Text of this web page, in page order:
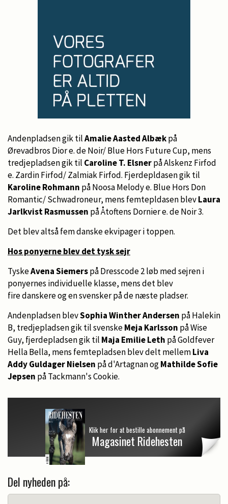
Andenpladsen gik tilAmalie Aasted Albækpå
Ørevadbros Dior e. de Noir/ Blue Hors Future Cup, mens
tredjepladsen gik til Caroline T. Elsnerpå Alskenz Firfod
e. Zardin Firfod/ Zalmiak Firfod. Fjerdepldasen gik til
Karoline Rohmann på Noosa Melody e. Blue Hors Don
Romantic/ Schwadroneur, mens femtepldasen blevLaura
Jarlkvist Rasmussen på Åtoftens Dornier e. de Noir 3.
Det blev altså fem danske ekvipager i toppen.
Hos ponyerne blev det tysk sejr
TyskeAvena Siemerspå Dresscode 2 løb med sejren i
ponyernes individuelle klasse, mens det blev
fire danskere og en svensker på de næste pladser.
Andenpladsen blevSophia Winther Andersen på Halekin
B, tredjepladsen gik tilsvenskeMeja Karlsson på Wise
Guy, fjerdepladsen gik til Maja Emilie Leth på Goldfever
Hella Bella, mens femtepladsen blev delt mellemLiva
Addy Guldager Nielsen på d'Artagnan ogMathilde Sofie
Jepsen på Tackmann's Cookie.
Klik her for at bestille abonnement på
Magasinet Ridehesten
Del nyheden på: